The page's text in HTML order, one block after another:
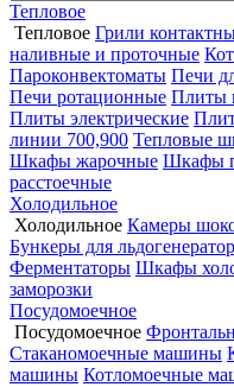
Тепловое
Тепловое Грили
наливные и проточные
Пароконвектоматы Печи
Печи ротационные Плиты
Плиты электрические
линии 700,900 Тепловые
Шкафы жарочные Шкафы
расстоечные
Холодильное
Холодильное Камеры
Бункеры для
Ферментаторы Шкафы
заморозки
Посудомоечное
Посудомоечное
Стаканомоечные машины
машины Котломоечные